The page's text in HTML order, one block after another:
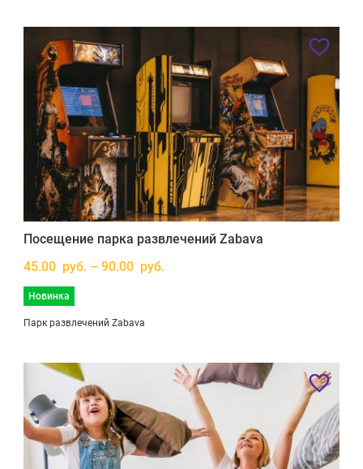
Посещение парка развлечений Zabava
45.00 руб. – 90.00 руб.
Новинка
Парк развлечений Zabava